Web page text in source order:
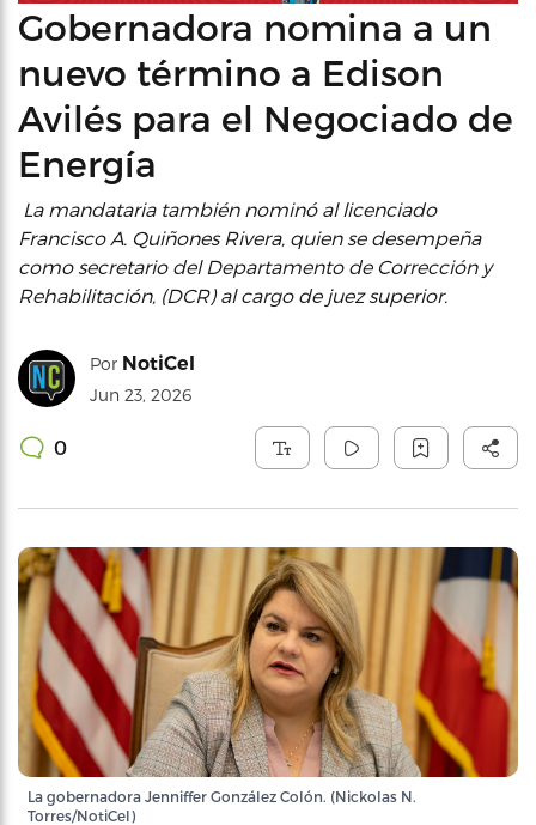
Gobernadora nomina a un
nuevo término a Edison
Avilés para el Negociado de
Energía
La mandataria también nominó al licenciado
Francisco A. Quiñones Rivera, quien se desempeña
como secretario del Departamento de Corrección y
Rehabilitación, (DCR) al cargo de juez superior.
Por NotiCel
Jun 23, 2026
0
La gobernadora Jenniffer González Colón. (Nickolas N.
Torres/NotiCel)